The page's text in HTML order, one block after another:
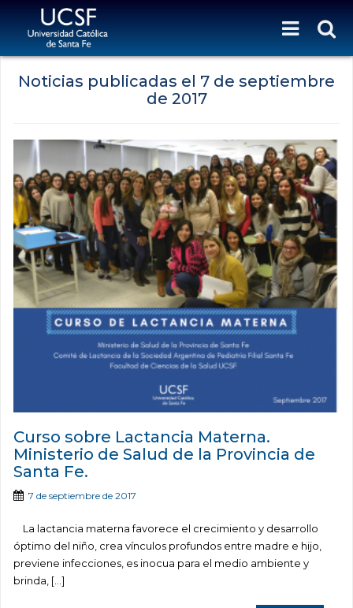
Noticias publicadas el 7 de septiembre
de 2017
Curso sobre Lactancia Materna.
Ministerio de Salud de la Provincia de
Santa Fe.
7 de septiembre de 2017
La lactancia materna favorece el crecimiento y desarrollo
óptimo del niño, crea vínculos profundos entre madre e hijo,
previene infecciones, es inocua para el medio ambiente y
brinda, […]